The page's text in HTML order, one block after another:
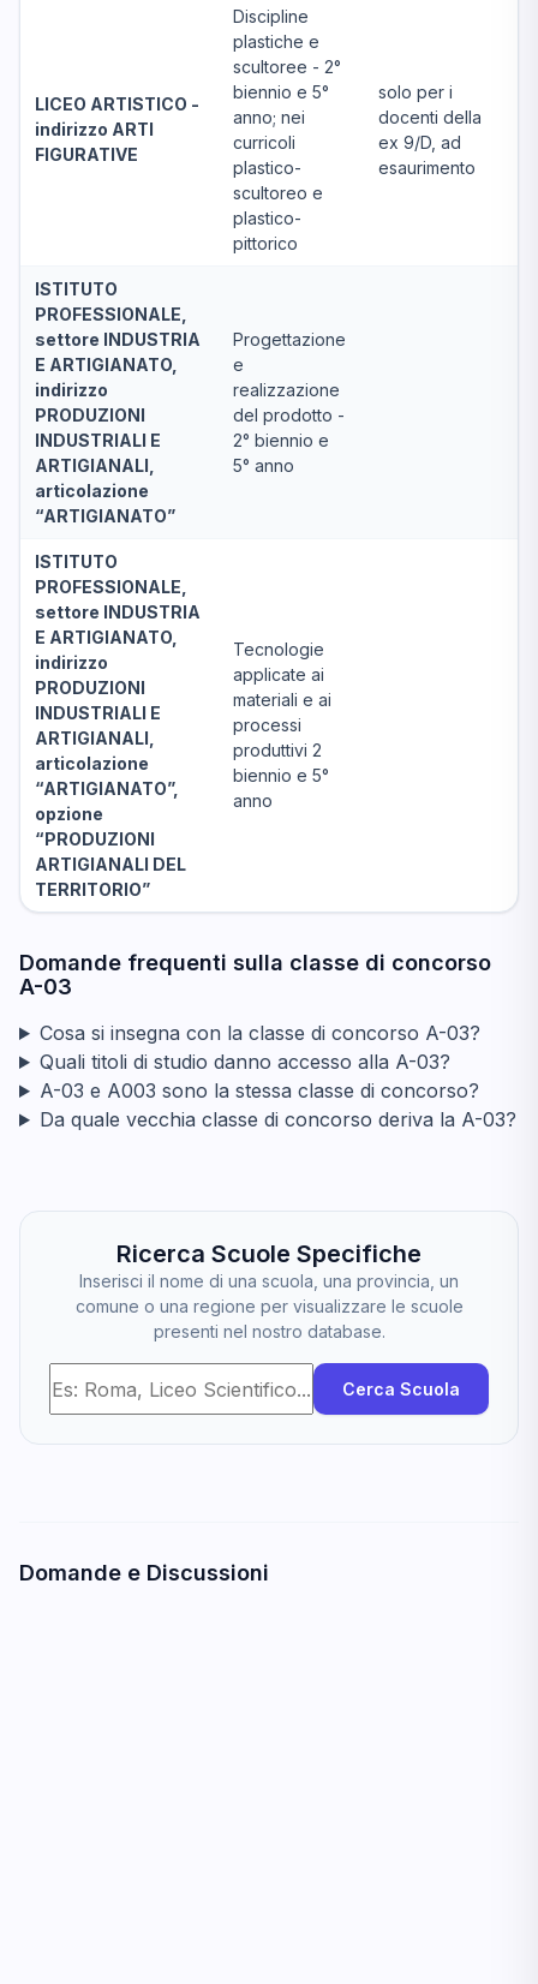
LICEO ARTISTICO -
indirizzo ARTI
FIGURATIVE
Discipline
plastiche e
scultoree - 2°
biennio e 5°
anno; nei
curricoli
plastico-
scultoreo e
plastico-
pittorico
solo per i
docenti della
ex 9/D, ad
esaurimento
ISTITUTO
PROFESSIONALE,
settore INDUSTRIA
E ARTIGIANATO,
indirizzo
PRODUZIONI
INDUSTRIALI E
ARTIGIANALI,
articolazione
“ARTIGIANATO”
Progettazione
e
realizzazione
del prodotto -
2° biennio e
5° anno
ISTITUTO
PROFESSIONALE,
settore INDUSTRIA
E ARTIGIANATO,
indirizzo
PRODUZIONI
INDUSTRIALI E
ARTIGIANALI,
articolazione
“ARTIGIANATO”,
opzione
“PRODUZIONI
ARTIGIANALI DEL
TERRITORIO”
Tecnologie
applicate ai
materiali e ai
processi
produttivi 2
biennio e 5°
anno
Domande frequenti sulla classe di concorso
A-03
Cosa si insegna con la classe di concorso A-03?
Quali titoli di studio danno accesso alla A-03?
A-03 e A003 sono la stessa classe di concorso?
Da quale vecchia classe di concorso deriva la A-03?
Ricerca Scuole Specifiche
Inserisci il nome di una scuola, una provincia, un
comune o una regione per visualizzare le scuole
presenti nel nostro database.
Cerca Scuola
Domande e Discussioni